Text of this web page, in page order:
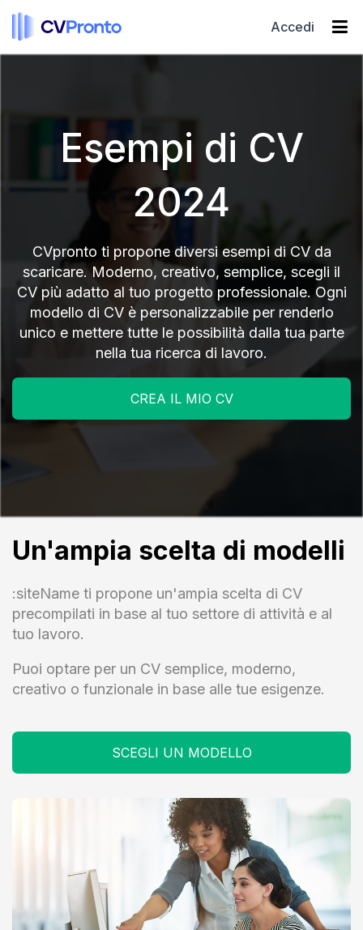
Accedi
Esempi di CV
2024
CVpronto ti propone diversi esempi di CV da
scaricare. Moderno, creativo, semplice, scegli il
CV più adatto al tuo progetto professionale. Ogni
modello di CV è personalizzabile per renderlo
unico e mettere tutte le possibilità dalla tua parte
nella tua ricerca di lavoro.
CREA IL MIO CV
Un'ampia scelta di modelli
:siteName ti propone un'ampia scelta di CV
precompilati in base al tuo settore di attività e al
tuo lavoro.
Puoi optare per un CV semplice, moderno,
creativo o funzionale in base alle tue esigenze.
SCEGLI UN MODELLO